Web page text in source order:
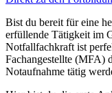
Bist du bereit für eine
erfüllende Tätigkeit im
Notfallfachkraft ist
Fachangestellte (MFA)
Notaufnahme tätig